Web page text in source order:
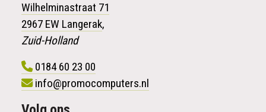
Wilhelminastraat 71
2967 EW Langerak,
Zuid-Holland
0184 60 23 00
info@promocomputers.nl